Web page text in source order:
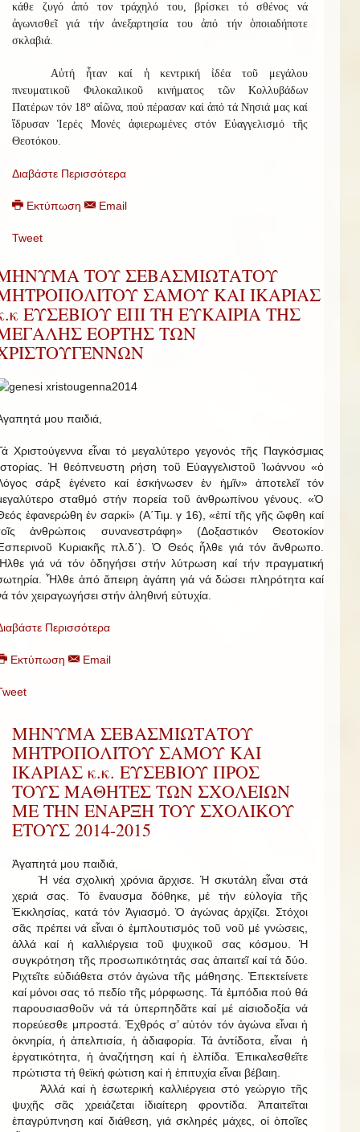
κάθε ζυγό ἀπό τον τράχηλό του, βρίσκει τό σθένος νά
ἀγωνισθεῖ γιά τήν ἀνεξαρτησία του ἀπό τήν ὁποιαδήποτε
σκλαβιά.
Αὐτή ἦταν καί ἡ κεντρική ἰδέα τοῦ μεγάλου
πνευματικοῦ Φιλοκαλικοῦ κινήματος τῶν Κολλυβάδων
Πατέρων τόν 18ο αἰῶνα, πού πέρασαν καί ἀπό τά Νησιά μας καί
ἵδρυσαν Ἱερές Μονές ἀφιερωμένες στόν Εὐαγγελισμό τῆς
Θεοτόκου.
Διαβάστε Περισσότερα
Εκτύπωση Email
Tweet
ΤΟΥ ΣΕΒΑΣΜΙΩΤΑΤΟΥ
ΣΑΜΟΥ ΚΑΙ ΙΚΑΡΙΑΣ
ΕΥΣΕΒΙΟΥ ΕΠΙ ΤΗ ΕΥΚΑΙΡΙΑ ΤΗΣ
ΕΟΡΤΗΣ ΤΩΝ
μου παιδιά,
Χριστούγεννα εἶναι τό μεγαλύτερο γεγονός τῆς Παγκόσμιας
Ἡ θεόπνευστη ρήση τοῦ Εὐαγγελιστοῦ Ἰωάννου «ὁ
σάρξ ἐγένετο καί ἐσκήνωσεν ἐν ἡμῖν» ἀποτελεῖ τόν
σταθμό στήν πορεία τοῦ ἀνθρωπίνου γένους. «Ὁ
ἐφανερώθη ἐν σαρκί» (Α΄Τιμ. γ 16), «ἐπί τῆς γῆς ὤφθη καί
ἀνθρώποις συνανεστράφη» (Δοξαστικόν Θεοτοκίον
Κυριακῆς πλ.δ΄). Ὁ Θεός ἦλθε γιά τόν ἄνθρωπο.
γιά νά τόν ὁδηγήσει στήν λύτρωση καί τήν πραγματική
Ἦλθε ἀπό ἄπειρη ἀγάπη γιά νά δώσει πληρότητα καί
τόν χειραγωγήσει στήν ἀληθινή εὐτυχία.
Περισσότερα
Εκτύπωση Email
ΜΗΝΥΜΑ ΣΕΒΑΣΜΙΩΤΑΤΟΥ
ΜΗΤΡΟΠΟΛΙΤΟΥ ΣΑΜΟΥ ΚΑΙ
ΙΚΑΡΙΑΣ κ.κ. ΕΥΣΕΒΙΟΥ ΠΡΟΣ
ΤΟΥΣ ΜΑΘΗΤΕΣ ΤΩΝ ΣΧΟΛΕΙΩΝ
ΜΕ ΤΗΝ ΕΝΑΡΞΗ ΤΟΥ ΣΧΟΛΙΚΟΥ
ΕΤΟΥΣ 2014-2015
Ἀγαπητά μου παιδιά,
Ἡ νέα σχολική χρόνια ἄρχισε. Ἡ σκυτάλη εἶναι στά
χεριά σας. Τό ἔναυσμα δόθηκε, μέ τήν εὐλογία τῆς
Ἐκκλησίας, κατά τόν Ἁγιασμό. Ὁ ἀγώνας ἀρχίζει. Στόχοι
σᾶς πρέπει νά εἶναι ὁ ἐμπλουτισμός τοῦ νοῦ μέ γνώσεις,
ἀλλά καί ἡ καλλιέργεια τοῦ ψυχικοῦ σας κόσμου. Ἡ
συγκρότηση τῆς προσωπικότητάς σας ἀπαιτεῖ καί τά δύο.
Ριχτεῖτε εὐδιάθετα στόν ἀγώνα τῆς μάθησης. Ἐπεκτείνετε
καί μόνοι σας τό πεδίο τῆς μόρφωσης. Τά ἐμπόδια πού θά
παρουσιασθοῦν νά τά ὑπερπηδᾶτε καί μέ αἰσιοδοξία νά
πορεύεσθε μπροστά. Ἐχθρός σ’ αὐτόν τόν ἀγώνα εἶναι ἡ
ὀκνηρία, ἡ ἀπελπισία, ἡ ἀδιαφορία. Τά ἀντίδοτα, εἶναι ἡ
ἐργατικότητα, ἡ ἀναζήτηση καί ἡ ἐλπίδα. Ἐπικαλεσθεῖτε
πρώτιστα τή θεϊκή φώτιση καί ἡ ἐπιτυχία εἶναι βέβαιη.
Ἀλλά καί ἡ ἐσωτερική καλλιέργεια στό γεώργιο τῆς
ψυχῆς σᾶς χρειάζεται ἰδιαίτερη φροντίδα. Ἀπαιτεῖται
ἐπαγρύπνηση καί διάθεση, γιά σκληρές μάχες, οἱ ὁποῖες